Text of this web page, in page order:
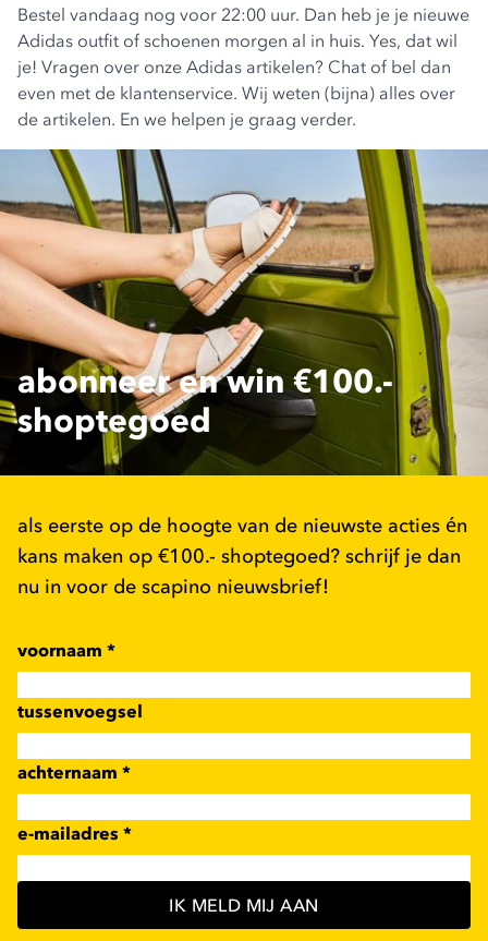
Bestel vandaag nog voor 22:00 uur. Dan heb je je nieuwe
Adidas outfit of schoenen morgen al in huis. Yes, dat wil
je! Vragen over onze Adidas artikelen? Chat of bel dan
even met de klantenservice. Wij weten (bijna) alles over
de artikelen. En we helpen je graag verder.
abonneer en win €100.-
shoptegoed
als eerste op de hoogte van de nieuwste acties én
kans maken op €100.- shoptegoed? schrijf je dan
nu in voor de scapino nieuwsbrief!
voornaam *
tussenvoegsel
achternaam *
e-mailadres *
IK MELD MIJ AAN